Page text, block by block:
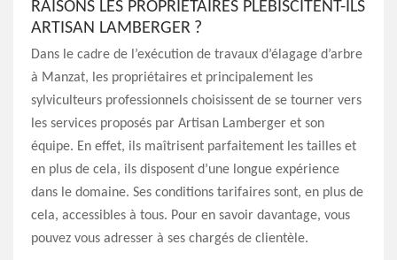
RAISONS LES PROPRIÉTAIRES PLÉBISCITENT-ILS
ARTISAN LAMBERGER ?
Dans le cadre de l’exécution de travaux d’élagage d’arbre
à Manzat, les propriétaires et principalement les
sylviculteurs professionnels choisissent de se tourner vers
les services proposés par Artisan Lamberger et son
équipe. En effet, ils maîtrisent parfaitement les tailles et
en plus de cela, ils disposent d’une longue expérience
dans le domaine. Ses conditions tarifaires sont, en plus de
cela, accessibles à tous. Pour en savoir davantage, vous
pouvez vous adresser à ses chargés de clientèle.